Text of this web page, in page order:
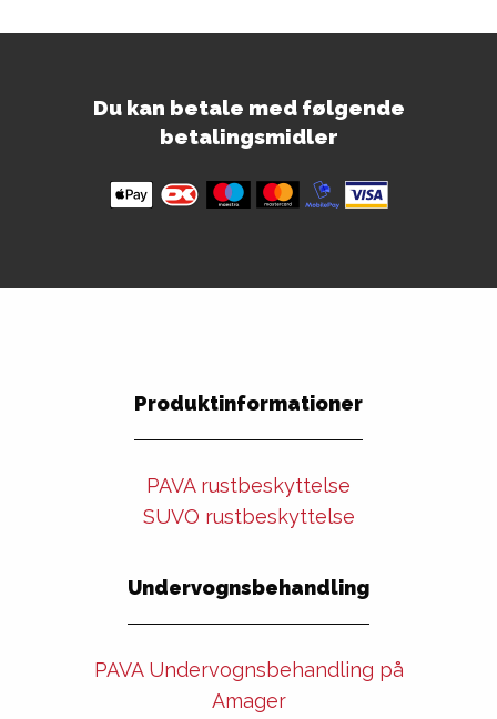
Du kan betale med følgende
betalingsmidler
Produktinformationer
PAVA rustbeskyttelse
SUVO rustbeskyttelse
Undervognsbehandling
PAVA Undervognsbehandling på
Amager